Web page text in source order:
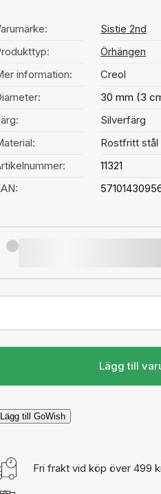
Sistie 2nd
Örhängen
information:
Creol
30 mm (3
Silverfärg
Rostfritt stål
11321
Lägg till
Lägg till GoWish
Fri frakt vid köp över 499